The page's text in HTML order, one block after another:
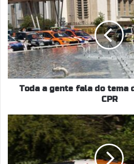
a
gente
fala
do
tema
do
momento
no...
CPRToda a gente fala do tema
CPR
Vitória
de
Pedro
Pereira
deixa